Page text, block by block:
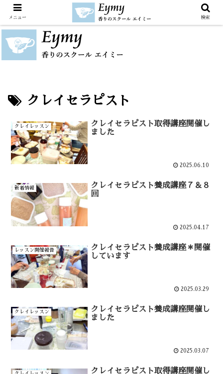
クレイセラピスト
クレイレッスン
クレイセラピスト取得講座開催し
ました
2025.06.10
新着情報
クレイセラピスト養成講座７＆８
回
2025.04.17
レッスン開催報告
クレイセラピスト養成講座＊開催
しています
2025.03.29
クレイレッスン
クレイセラピスト養成講座開催し
ました
2025.03.07
クレイセラピスト取得講座開催し
メニュー 検索